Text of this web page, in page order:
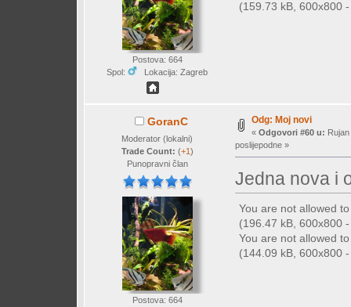
Postova: 664
Spol:
Lokacija: Zagreb
(159.73 kB, 600x800
GoranC
Moderator (lokalni)
Trade Count: (+1 )
Punopravni član
Postova: 664
Odg: Moj novi
« Odgovori #60 u:
poslijepodne »
Jedna nova i
You are not allowed
(196.47 kB, 600x800
You are not allowed
(144.09 kB, 600x800